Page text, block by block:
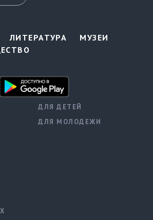
ЛИТЕРАТУРА
МУЗЕИ
ДЛЯ ДЕТЕЙ
ДЛЯ МОЛОДЕЖИ